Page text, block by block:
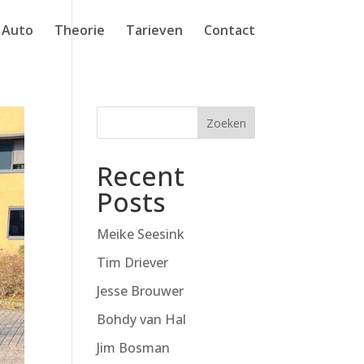
Auto Theorie Tarieven Contact
Zoeken
Recent
Posts
Meike Seesink
Tim Driever
Jesse Brouwer
Bohdy van Hal
Jim Bosman